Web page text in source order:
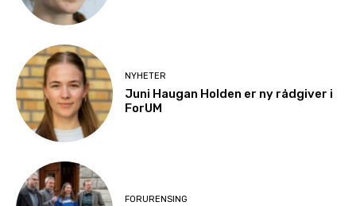
NYHETER
Juni Haugan Holden er ny rådgiver i
ForUM
FORURENSING